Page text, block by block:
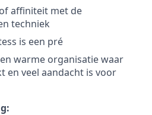
affiniteit met de
techniek
is een pré
warme organisatie waar
en veel aandacht is voor